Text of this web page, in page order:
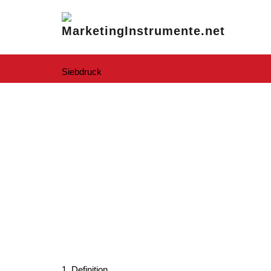
Siebdruck